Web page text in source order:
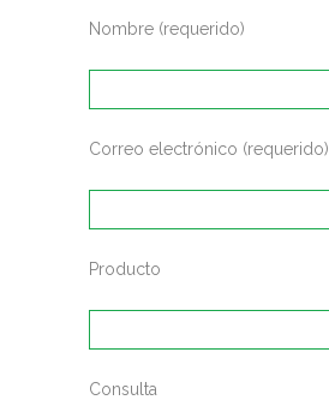
Nombre (requerido)
Correo electrónico (requerido)
Producto
Consulta